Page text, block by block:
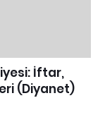
İftar,
(Diyanet)